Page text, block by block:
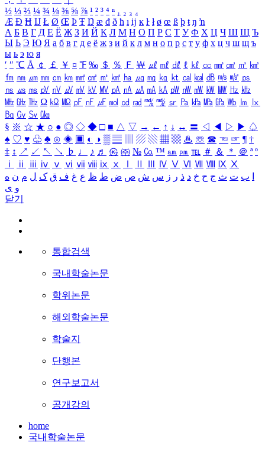
½ ⅓ ⅔ ¼ ¾ ⅛ ⅜ ⅝ ⅞ ¹ ² ³ ⁴ ⁿ ₁ ₂ ₃ ₄
Æ Ð Ħ Ĳ Ł Ø Œ Þ Ŧ Ŋ æ đ ð ħ ı ĳ ĸ ŀ ł ø œ ß þ ŧ ŋ ŉ
А Б В Г Д Е Ё Ж З И Й К Л М Н О П Р С Т У Ф Х Ц Ч Ш Щ Ъ
Ы Ь Э Ю Я а б в г д е ё ж з и й к л м н о п р с т у ф х ц ч ш щ ъ
ы ь э ю я
′ ″ ℃ Å ￠ ￡ ￥ ¤ ℉ ‰ ＄ ％ Ｆ ￦ ㎕ ㎖ ㎗ ℓ ㎘ ㏄ ㎣ ㎤ ㎥ ㎦
㎙ ㎚ ㎛ ㎜ ㎝ ㎞ ㎟ ㎠ ㎡ ㎢ ㏊ ㎍ ㎎ ㎏ ㏏ ㎈ ㎉ ㏈ ㎧ ㎨ ㎰
㎱ ㎲ ㎳ ㎴ ㎵ ㎶ ㎷ ㎸ ㎹ ㎀ ㎁ ㎂ ㎃ ㎄ ㎺ ㎻ ㎽ ㎾ ㎿ ㎐ ㎑
㎒ ㎓ ㎔ Ω ㏀ ㏁ ㎊ ㎋ ㎌ ㏖ ㏅ ㎭ ㎮ ㎯ ㏛ ㎩ ㎪ ㎫ ㎬ ㏝ ㏐
㏓
㏃ ㏉ ㏜ ㏆
§ ※ ☆ ★ ○ ● ◎ ◇ ◆ □ ■ △ ▽ → ← ↑ ↓ ↔ 〓 ◁ ◀ ▷ ▶ ♤
♠ ♡ ♥ ♧ ♣ ⊙ ◈ ▣ ◐ ◑ ▒ ▤ ▨ ▧ ▦ ▩ ♨ ☏ ☎ ☜ ☞ ¶ †
‡ ↕ ↗ ↙ ↖ ↘ ♭ ♩ ♪ ♬ ㉿ ㈜ № ㏇ ™ ㏂ ㏘ ℡ ＃ ＆ ＊ ＠ ª º
ⅰ
ⅱ ⅲ ⅳ ⅴ ⅵ ⅶ ⅷ ⅸ ⅹ Ⅳ Ⅴ Ⅵ Ⅶ Ⅷ Ⅸ Ⅹ
ب ت ث ج ح خ د ذ ر ز س ش ص ض ط ظ ع غ ف ق ک ل م ن ه
و ی
닫기
통합검색
국내학술논문
학위논문
해외학술논문
학술지
단행본
연구보고서
공개강의
home
국내학술논문